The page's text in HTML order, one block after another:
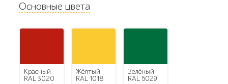
Основные цвета
красный
RAL 3020
жёлтый
RAL 1018
зелёный
RAL 6029